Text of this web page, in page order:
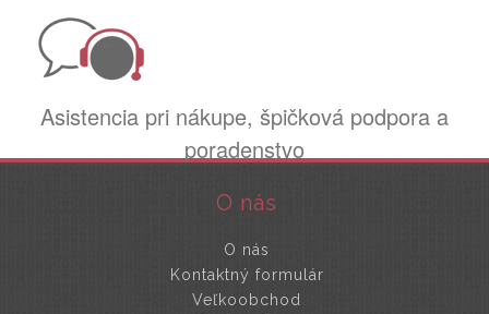
Asistencia pri nákupe, špičková podpora a
poradenstvo
O nás
O nás
Kontaktný formulár
Veľkoobchod